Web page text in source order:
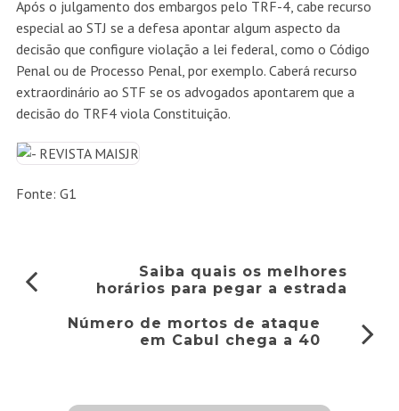
Após o julgamento dos embargos pelo TRF-4, cabe recurso
especial ao STJ se a defesa apontar algum aspecto da
decisão que configure violação a lei federal, como o Código
Penal ou de Processo Penal, por exemplo. Caberá recurso
extraordinário ao STF se os advogados apontarem que a
decisão do TRF4 viola Constituição.
Fonte: G1
Saiba quais os melhores
horários para pegar a estrada
Número de mortos de ataque
em Cabul chega a 40